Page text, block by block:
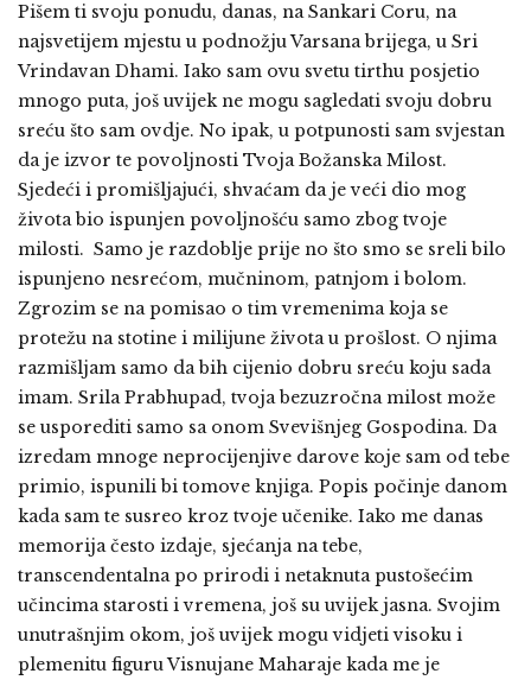
Pišem ti svoju ponudu, danas, na Sankari Coru, na
najsvetijem mjestu u podnožju Varsana brijega, u Sri
Vrindavan Dhami. Iako sam ovu svetu tirthu posjetio
mnogo puta, još uvijek ne mogu sagledati svoju dobru
sreću što sam ovdje. No ipak, u potpunosti sam svjestan
da je izvor te povoljnosti Tvoja Božanska Milost.
Sjedeći i promišljajući, shvaćam da je veći dio mog
života bio ispunjen povoljnošću samo zbog tvoje
milosti. Samo je razdoblje prije no što smo se sreli bilo
ispunjeno nesrećom, mučninom, patnjom i bolom.
Zgrozim se na pomisao o tim vremenima koja se
protežu na stotine i milijune života u prošlost. O njima
razmišljam samo da bih cijenio dobru sreću koju sada
imam. Srila Prabhupad, tvoja bezuzročna milost može
se usporediti samo sa onom Svevišnjeg Gospodina. Da
izredam mnoge neprocijenjive darove koje sam od tebe
primio, ispunili bi tomove knjiga. Popis počinje danom
kada sam te susreo kroz tvoje učenike. Iako me danas
memorija često izdaje, sjećanja na tebe,
transcendentalna po prirodi i netaknuta pustošećim
učincima starosti i vremena, još su uvijek jasna. Svojim
unutrašnjim okom, još uvijek mogu vidjeti visoku i
plemenitu figuru Visnujane Maharaje kada me je